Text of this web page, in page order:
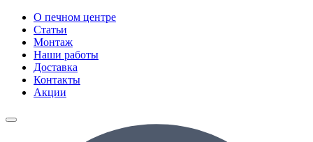
О печном центре
Статьи
Монтаж
Наши работы
Доставка
Контакты
Акции